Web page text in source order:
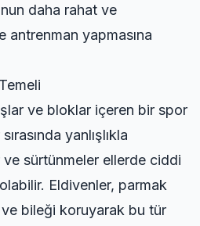
daha rahat ve
antrenman yapmasına
ve bloklar içeren bir spor
yanlışlıkla
sürtünmeler ellerde ciddi
Eldivenler, parmak
bileği koruyarak bu tür